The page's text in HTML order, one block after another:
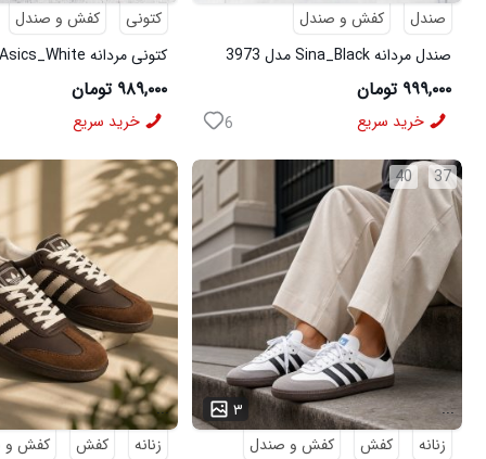
صندل
کفش و صندل
صندل مردانه Sina_Black مدل 3973
۹۹۹,۰۰۰ تومان
خرید سریع 6
کتونی
کفش و صندل
کتونی مردانه Asics_White مدل 3975
۹۸۹,۰۰۰ تومان
خرید سریع
37
40
۳
...
زنانه
کفش
کفش و صندل
...
زنانه
کفش
کفش و